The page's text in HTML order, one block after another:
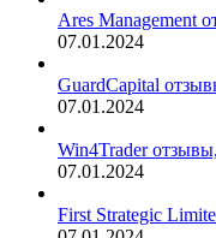
Ares Management
07.01.2024
GuardCapital
07.01.2024
Win4Trader
07.01.2024
First Strategic